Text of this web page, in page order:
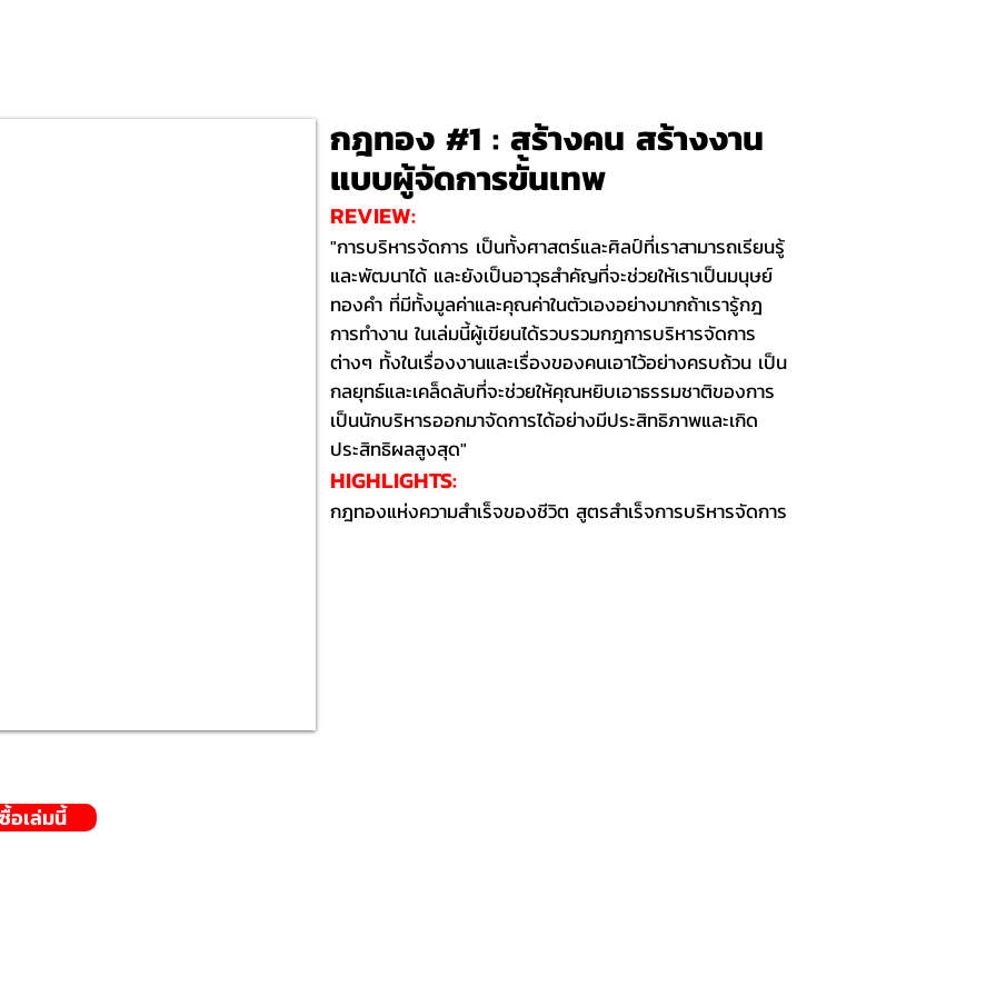
กฎทอง #1 : สร้างคน สร้างงาน
แบบผู้จัดการขั้นเทพ
REVIEW:
"การบริหารจัดการ เป็นทั้งศาสตร์และศิลป์ที่เราสามารถเรียนรู้
และพัฒนาได้ และยังเป็นอาวุธสำคัญที่จะช่วยให้เราเป็นมนุษย์
ทองคำ ที่มีทั้งมูลค่าและคุณค่าในตัวเองอย่างมากถ้าเรารู้กฎ
การทำงาน ในเล่มนี้ผู้เขียนได้รวบรวมกฎการบริหารจัดการ
ต่างๆ ทั้งในเรื่องงานและเรื่องของคนเอาไว้อย่างครบถ้วน เป็น
กลยุทธ์และเคล็ดลับที่จะช่วยให้คุณหยิบเอาธรรมชาติของการ
เป็นนักบริหารออกมาจัดการได้อย่างมีประสิทธิภาพและเกิด
ประสิทธิผลสูงสุด"
HIGHLIGHTS:​
กฎทองแห่งความสำเร็จของชีวิต สูตรสำเร็จการบริหารจัดการ
อเล่มนี้